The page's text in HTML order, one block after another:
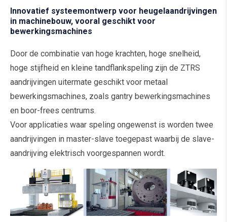
Innovatief systeemontwerp voor heugelaandrijvingen
in machinebouw, vooral geschikt voor
bewerkingsmachines
Door de combinatie van hoge krachten, hoge snelheid,
hoge stijfheid en kleine tandflankspeling zijn de ZTRS
aandrijvingen uitermate geschikt voor metaal
bewerkingsmachines, zoals gantry bewerkingsmachines
en boor-frees centrums.
Voor applicaties waar speling ongewenst is worden twee
aandrijvingen in master-slave toegepast waarbij de slave-
aandrijving elektrisch voorgespannen wordt.